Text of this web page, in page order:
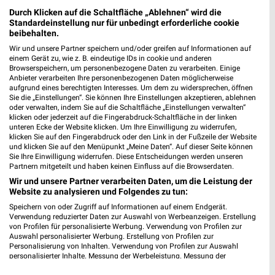
Alte Regensburger Str. 9
84030 Ergolding
450,11 km • Angebote: 3 Prospekte
Rossmann Landshut
Straubinger Str. 2
84030 Landshut
Heute 08:00 - 20:00 Uhr |
Geöffnet
449,38 km • Angebote: 3 Prospekte
Rossmann Neufahrn
Philipp-Reis-Str. 2 c
85375 Neufahrn
Heute 08:00 - 20:00 Uhr | Geöffnet
Durch Klicken auf die Schaltfläche „Ablehnen“ wird die
Standardeinstellung nur für unbedingt erforderliche cookie
beibehalten.
Wir und unsere Partner speichern und/oder greifen auf Informationen auf
einem Gerät zu, wie z. B. eindeutige IDs in cookie und anderen
Browserspeichern, um personenbezogene Daten zu verarbeiten. Einige
Anbieter verarbeiten Ihre personenbezogenen Daten möglicherweise
aufgrund eines berechtigten Interesses. Um dem zu widersprechen, öffnen
Sie die „Einstellungen“. Sie können Ihre Einstellungen akzeptieren, ablehnen
oder verwalten, indem Sie auf die Schaltfläche „Einstellungen verwalten“
klicken oder jederzeit auf die Fingerabdruck-Schaltfläche in der linken
unteren Ecke der Website klicken. Um Ihre Einwilligung zu widerrufen,
klicken Sie auf den Fingerabdruck oder den Link in der Fußzeile der Website
und klicken Sie auf den Menüpunkt „Meine Daten“. Auf dieser Seite können
Sie Ihre Einwilligung widerrufen. Diese Entscheidungen werden unseren
Partnern mitgeteilt und haben keinen Einfluss auf die Browserdaten.
Wir und unsere Partner verarbeiten Daten, um die Leistung der
Website zu analysieren und Folgendes zu tun:
Speichern von oder Zugriff auf Informationen auf einem Endgerät.
Verwendung reduzierter Daten zur Auswahl von Werbeanzeigen. Erstellung
von Profilen für personalisierte Werbung. Verwendung von Profilen zur
Auswahl personalisierter Werbung. Erstellung von Profilen zur
Personalisierung von Inhalten. Verwendung von Profilen zur Auswahl
personalisierter Inhalte. Messung der Werbeleistung. Messung der